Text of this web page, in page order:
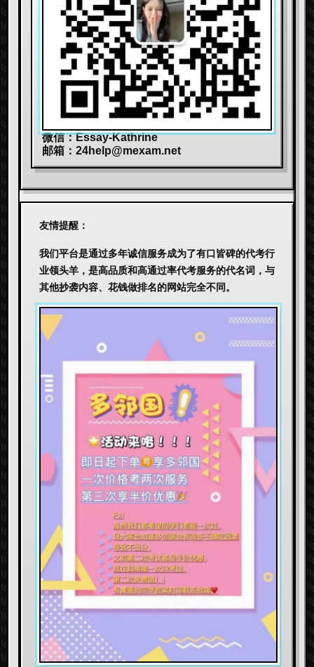
微信：Essay-Kathrine
邮箱： 24help@mexam.net
友情提醒：
我们平台是通过多年诚信服务成为了有口皆碑的代考行
业领头羊，是高品质和高通过率代考服务的代名词，与
其他抄袭内容、花钱做排名的网站完全不同。